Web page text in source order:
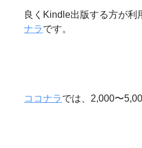
良くKindle出版する方が利
ナラです。
ココナラでは、2,000〜